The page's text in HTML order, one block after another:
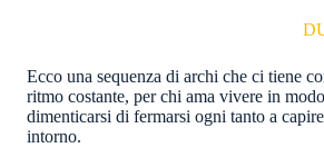
Ecco una sequenza di archi che ci tiene
ritmo costante, per chi ama vivere in
dimenticarsi di fermarsi ogni tanto a
intorno.